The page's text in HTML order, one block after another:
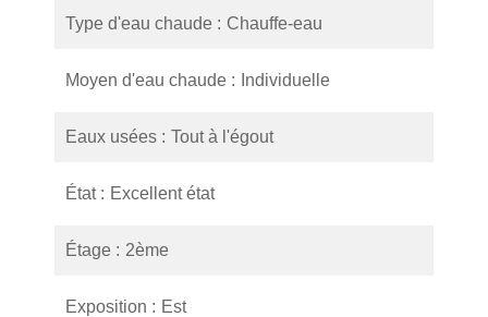
Type d'eau chaude Chauffe-eau
Moyen d'eau chaude Individuelle
Eaux usées Tout à l'égout
État Excellent état
Étage 2ème
Exposition Est